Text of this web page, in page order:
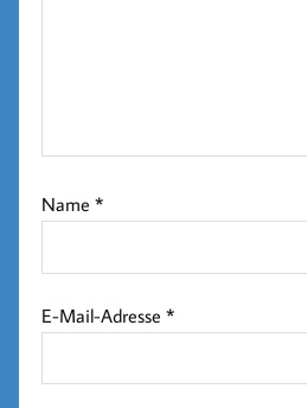
Name*
E-Mail-Adresse*